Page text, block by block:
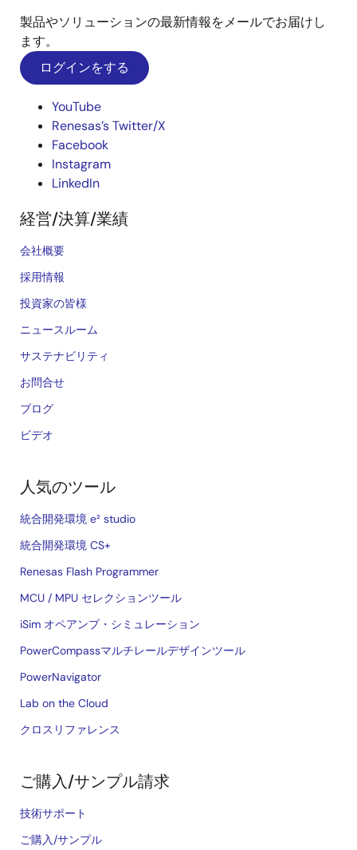
製品やソリューションの最新情報をメールでお届けし
ます。
ログインをする
YouTube
Renesas’s Twitter/X
Facebook
Instagram
LinkedIn
経営/決算/業績
会社概要
採用情報
投資家の皆様
ニュースルーム
サステナビリティ
お問合せ
ブログ
ビデオ
人気のツール
統合開発環境 e² studio
統合開発環境 CS+
Renesas Flash Programmer
MCU / MPU セレクションツール
iSim オペアンプ・シミュレーション
PowerCompassマルチレールデザインツール
PowerNavigator
Lab on the Cloud
クロスリファレンス
ご購入/サンプル請求
技術サポート
ご購入/サンプル